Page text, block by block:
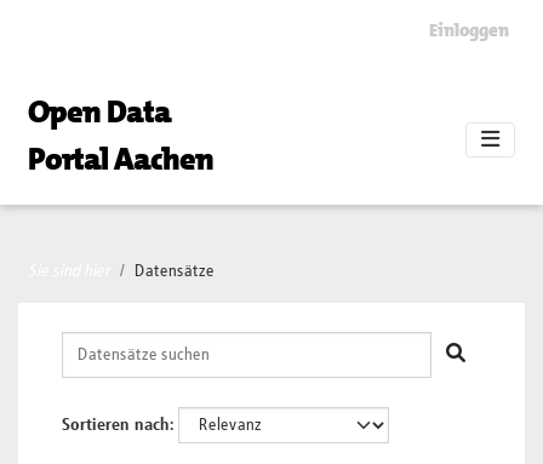
Einloggen
Open Data
Portal Aachen
Datensätze
Sortieren nach